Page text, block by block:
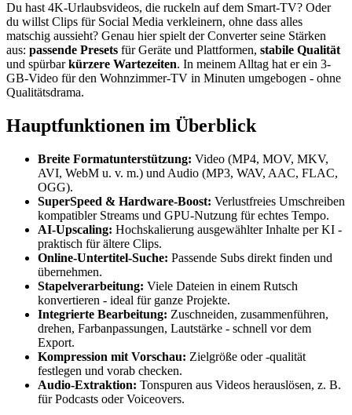
Du hast 4K-Urlaubsvideos, die ruckeln auf dem Smart-TV? Oder
du willst Clips für Social Media verkleinern, ohne dass alles
matschig aussieht? Genau hier spielt der Converter seine Stärken
aus: passende Presets für Geräte und Plattformen, stabile Qualität
und spürbarkürzere Wartezeiten. In meinem Alltag hat er ein 3-
GB-Video für den Wohnzimmer-TV in Minuten umgebogen - ohne
Qualitätsdrama.
Hauptfunktionen im Überblick
Breite Formatunterstützung: Video (MP4, MOV, MKV,
AVI, WebM u. v. m.) und Audio (MP3, WAV, AAC, FLAC,
OGG).
SuperSpeed & Hardware-Boost: Verlustfreies Umschreiben
kompatibler Streams und GPU-Nutzung für echtes Tempo.
AI-Upscaling: Hochskalierung ausgewählter Inhalte per KI -
praktisch für ältere Clips.
Online-Untertitel-Suche: Passende Subs direkt finden und
übernehmen.
Stapelverarbeitung: Viele Dateien in einem Rutsch
konvertieren - ideal für ganze Projekte.
Integrierte Bearbeitung: Zuschneiden, zusammenführen,
drehen, Farbanpassungen, Lautstärke - schnell vor dem
Export.
Kompression mit Vorschau: Zielgröße oder -qualität
festlegen und vorab checken.
Audio-Extraktion: Tonspuren aus Videos herauslösen, z. B.
für Podcasts oder Voiceovers.